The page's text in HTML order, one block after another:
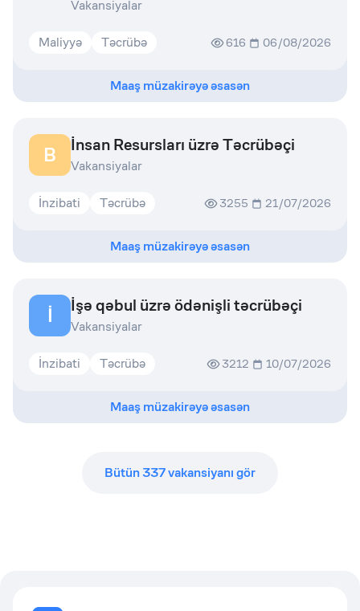
Vakansiyalar
Maliyyə Təcrübə 616 06/08/2026
Maaş müzakirəyə əsasən
B İnsan Resursları üzrə Təcrübəçi
Vakansiyalar
İnzibati Təcrübə 3255 21/07/2026
Maaş müzakirəyə əsasən
İ İşə qəbul üzrə ödənişli təcrübəçi
Vakansiyalar
İnzibati Təcrübə 3212 10/07/2026
Maaş müzakirəyə əsasən
Bütün337vakansiyanı gör